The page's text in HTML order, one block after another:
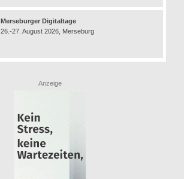
Merseburger Digitaltage
26.-27. August 2026, Merseburg
Anzeige